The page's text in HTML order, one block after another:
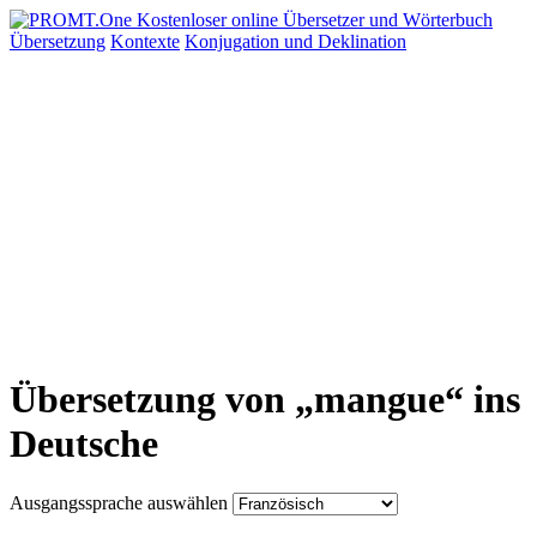
Übersetzung Kontexte Konjugation und Deklination
Übersetzung von „mangue“ ins
Deutsche
Ausgangssprache auswählen